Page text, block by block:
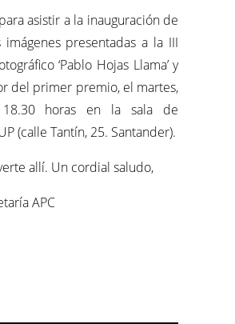
asistir a la inauguración de
presentadas a la III
‘Pablo Hojas Llama’ y
del primer premio, el martes,
horas en la sala de
(calle Tantín, 25. Santander).
allí. Un cordial saludo,
APC